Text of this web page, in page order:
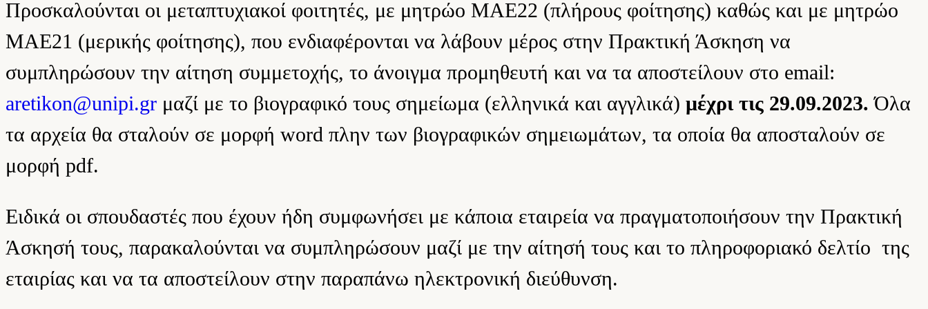
Προσκαλούνται οι μεταπτυχιακοί φοιτητές, με μητρώο ΜΑΕ22 (πλήρους φοίτησης) καθώς και με μητρώο
ΜΑΕ21 (μερικής φοίτησης), που ενδιαφέρονται να λάβουν μέρος στην Πρακτική Άσκηση να
συμπληρώσουν την αίτηση συμμετοχής, το άνοιγμα προμηθευτή και να τα αποστείλουν στο email:
aretikon@unipi.gr μαζί με το βιογραφικό τους σημείωμα (ελληνικά και αγγλικά) μέχρι τις 29.09.2023. Όλα
τα αρχεία θα σταλούν σε μορφή word πλην των βιογραφικών σημειωμάτων, τα οποία θα αποσταλούν σε
μορφή pdf.
Ειδικά οι σπουδαστές που έχουν ήδη συμφωνήσει με κάποια εταιρεία να πραγματοποιήσουν την Πρακτική
Άσκησή τους, παρακαλούνται να συμπληρώσουν μαζί με την αίτησή τους και το πληροφοριακό δελτίο της
εταιρίας και να τα αποστείλουν στην παραπάνω ηλεκτρονική διεύθυνση.